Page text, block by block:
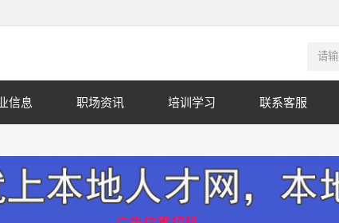
信息 职场资讯 培训学习 联系客服